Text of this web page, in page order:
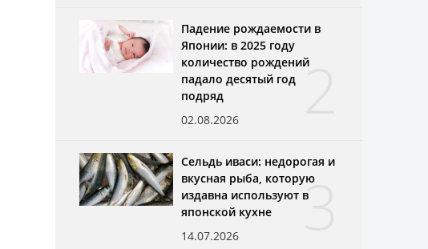
2
Падение рождаемости в
Японии: в 2025 году
количество рождений
падало десятый год
подряд
02.08.2026
3
Сельдь иваси: недорогая и
вкусная рыба, которую
издавна используют в
японской кухне
14.07.2026